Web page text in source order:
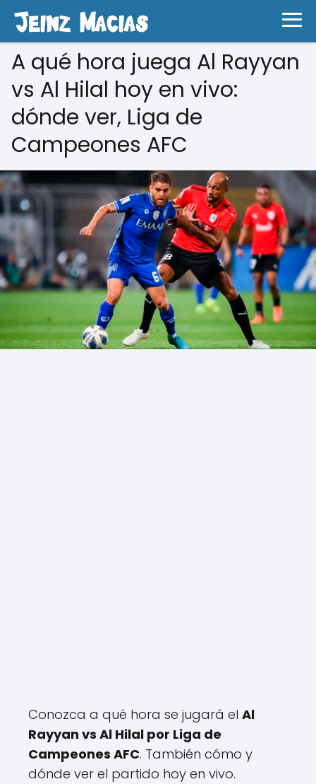
A qué hora juega Al Rayyan
vs Al Hilal hoy en vivo:
dónde ver, Liga de
Campeones AFC
Conozca a qué hora se jugará el Al
Rayyan vs Al Hilal por Liga de
Campeones AFC. También cómo y
dónde ver el partido hoy en vivo.